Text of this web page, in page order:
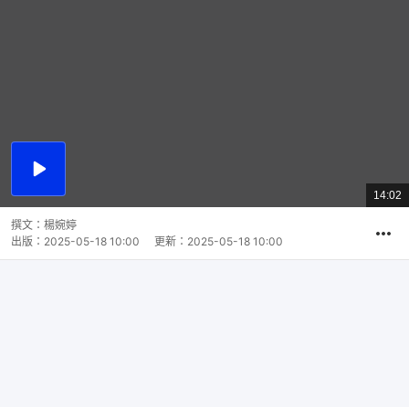
播
總
共
間
14:02
撰文： 楊婉婷
出版： 2025-05-18 10:00 更新： 2025-05-18 10:00